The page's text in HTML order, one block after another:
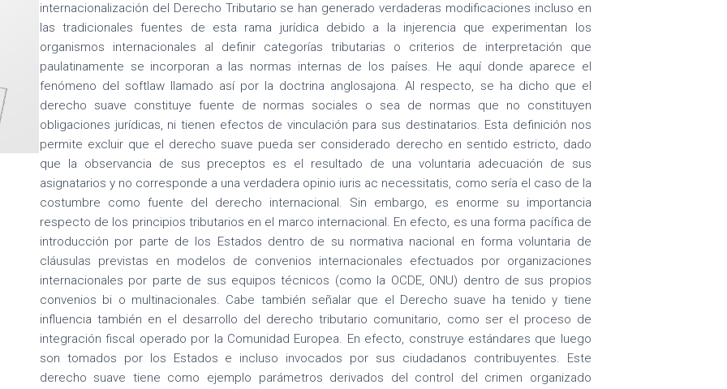
internacionalización del Derecho Tributario se han generado verdaderas modificaciones incluso en
las tradicionales fuentes de esta rama jurídica debido a la injerencia que experimentan los
organismos internacionales al definir categorías tributarias o criterios de interpretación que
paulatinamente se incorporan a las normas internas de los países. He aquí donde aparece el
fenómeno del softlaw llamado así por la doctrina anglosajona. Al respecto, se ha dicho que el
derecho suave constituye fuente de normas sociales o sea de normas que no constituyen
obligaciones jurídicas, ni tienen efectos de vinculación para sus destinatarios. Esta definición nos
permite excluir que el derecho suave pueda ser considerado derecho en sentido estricto, dado
que la observancia de sus preceptos es el resultado de una voluntaria adecuación de sus
asignatarios y no corresponde a una verdadera opinio iuris ac necessitatis, como sería el caso de la
costumbre como fuente del derecho internacional. Sin embargo, es enorme su importancia
respecto de los principios tributarios en el marco internacional. En efecto, es una forma pacífica de
introducción por parte de los Estados dentro de su normativa nacional en forma voluntaria de
cláusulas previstas en modelos de convenios internacionales efectuados por organizaciones
internacionales por parte de sus equipos técnicos (como la OCDE, ONU) dentro de sus propios
convenios bi o multinacionales. Cabe también señalar que el Derecho suave ha tenido y tiene
influencia también en el desarrollo del derecho tributario comunitario, como ser el proceso de
integración fiscal operado por la Comunidad Europea. En efecto, construye estándares que luego
son tomados por los Estados e incluso invocados por sus ciudadanos contribuyentes. Este
derecho suave tiene como ejemplo parámetros derivados del control del crimen organizado